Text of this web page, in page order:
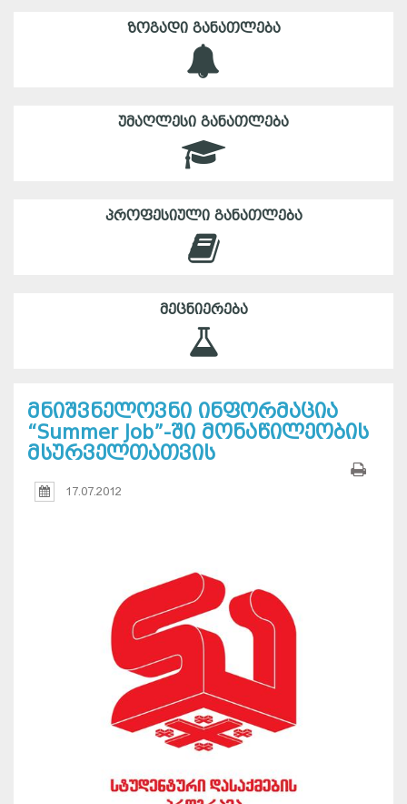
ᲖᲝᲒᲐᲓᲘ ᲒᲐᲜᲐᲗᲚᲔᲑᲐ
ᲣᲛᲐᲦᲚᲔᲡᲘ ᲒᲐᲜᲐᲗᲚᲔᲑᲐ
ᲞᲠᲝᲤᲔᲡᲘᲣᲚᲘ ᲒᲐᲜᲐᲗᲚᲔᲑᲐ
ᲛᲔᲪᲜᲘᲔᲠᲔᲑᲐ
მნიშვნელოვნი ინფორმაცია
“Summer Job”-ში მონაწილეობის
მსურველთათვის
17.07.2012